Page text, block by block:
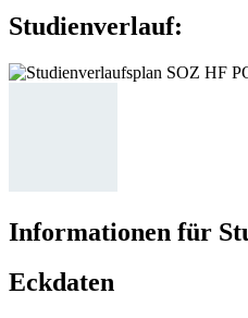
Studienverlauf:
Informationen für
Eckdaten